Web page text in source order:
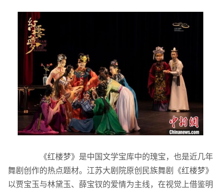
《红楼梦》是中国文学宝库中的瑰宝，也是近几年
舞剧创作的热点题材。江苏大剧院原创民族舞剧《红楼梦》
以贾宝玉与林黛玉、薛宝钗的爱情为主线，在视觉上借鉴明